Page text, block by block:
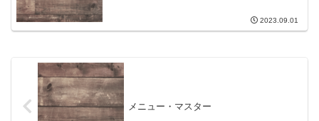
2023.09.01
メニュー・マスター